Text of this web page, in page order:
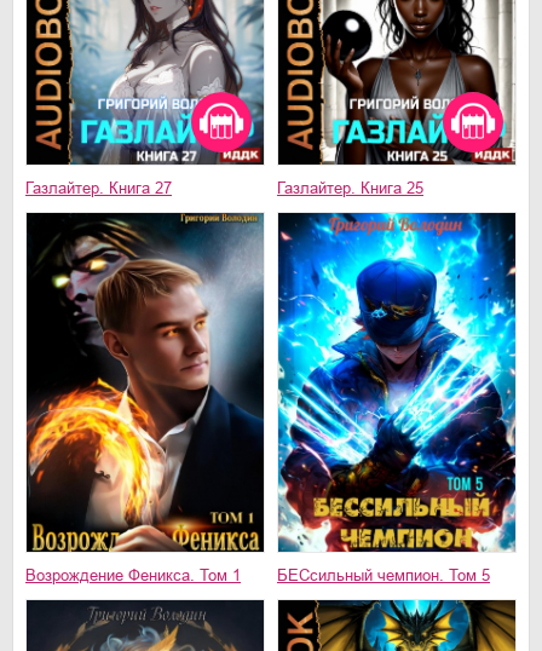
Газлайтер. Книга 27 Газлайтер. Книга 25
Возрождение Феникса. Том 1 БЕСсильный чемпион. Том 5